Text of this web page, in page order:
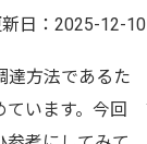
日： 2025-12-10
達方法であるた
います。今回